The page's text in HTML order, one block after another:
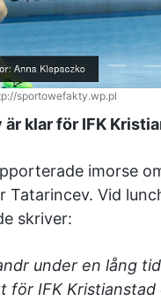
sportowefakty.wp.pl
klar för IFK
imorse
Tatarincev. Vid
skriver:
under en lång
IFK Kristianstad